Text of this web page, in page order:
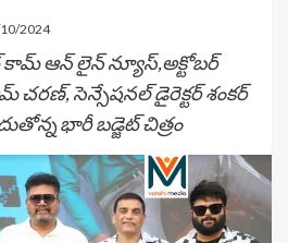
2024
ఆన్ లైన్ న్యూస్,అక్టోబర్
చరణ్, సెన్సేషనల్ డైరెక్టర్ శంకర్
భారీ బడ్జెట్ చిత్రం